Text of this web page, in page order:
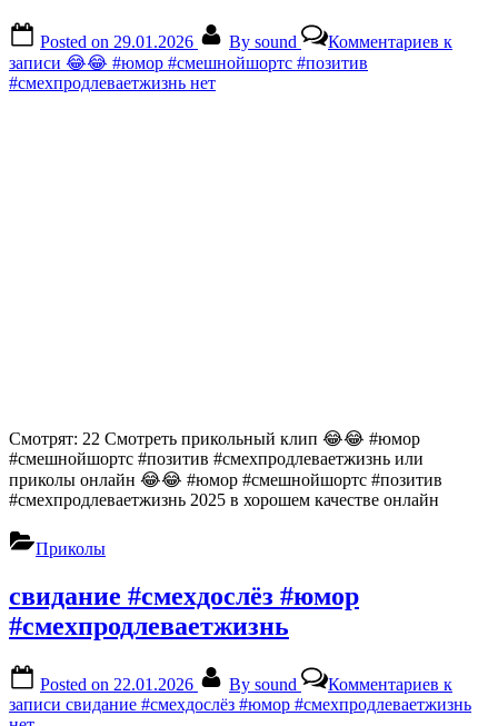
Posted on 29.01.2026 By sound Комментариев к
записи 😂😂 #юмор #смешнойшортс #позитив
#смехпродлеваетжизнь нет
Смотрят: 22 Смотреть прикольный клип 😂😂 #юмор
#смешнойшортс #позитив #смехпродлеваетжизнь или
приколы онлайн 😂😂 #юмор #смешнойшортс #позитив
#смехпродлеваетжизнь 2025 в хорошем качестве онлайн
Приколы
свидание #смехдослёз #юмор
#смехпродлеваетжизнь
Posted on 22.01.2026 By sound Комментариев к
записи свидание #смехдослёз #юмор #смехпродлеваетжизнь